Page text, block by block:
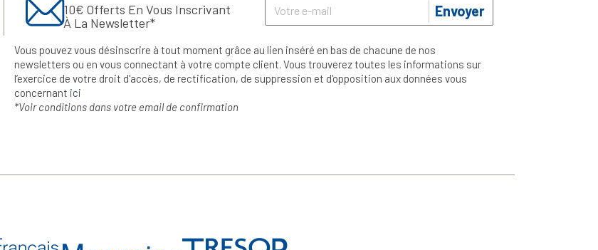
10€ Offerts En Vous Inscrivant
À La Newsletter*
Envoyer
Vous pouvez vous désinscrire à tout moment grâce au lien inséré en bas de chacune de nos
newsletters ou en vous connectant à votre compte client. Vous trouverez toutes les informations sur
l’exercice de votre droit d'accès, de rectification, de suppression et d'opposition aux données vous
concernant ici
*Voir conditions dans votre email de confirmation